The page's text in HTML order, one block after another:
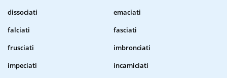
dissociati
emaciati
falciati
fasciati
frusciati
imbronciati
impeciati
incamiciati